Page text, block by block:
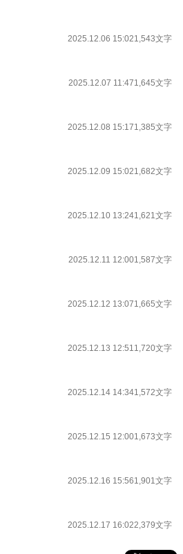
2025.12.06 15:021,543文字
2025.12.07 11:471,645文字
2025.12.08 15:171,385文字
2025.12.09 15:021,682文字
2025.12.10 13:241,621文字
2025.12.11 12:001,587文字
2025.12.12 13:071,665文字
2025.12.13 12:511,720文字
2025.12.14 14:341,572文字
2025.12.15 12:001,673文字
2025.12.16 15:561,901文字
2025.12.17 16:022,379文字